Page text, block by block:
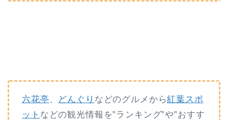
六花亭 、 どんぐり などのグルメから紅葉スポ
ット などの観光情報を”ランキング”や”おすす